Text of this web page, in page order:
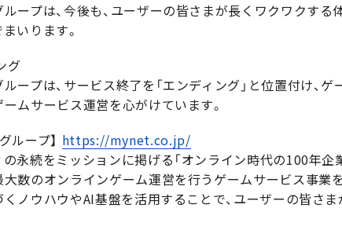
ープは、今後も、ユーザーの皆さまが長くワクワクす
いります。
グ
ープは、サービス終了を「エンディング」と位置付け
ムサービス運営を心がけています。
ループ】 https://mynet.co.jp/
永続をミッションに掲げる「オンライン時代の100年企
数のオンラインゲーム運営を行うゲームサービス事業
ノウハウやAI基盤を活用することで、ユーザーの皆さ